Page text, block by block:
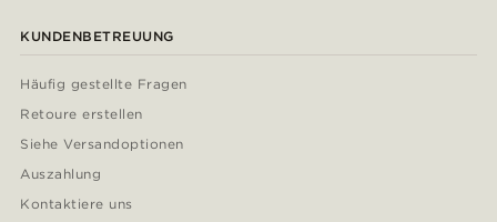
KUNDENBETREUUNG
Häufig gestellte Fragen
Retoure erstellen
Siehe Versandoptionen
Auszahlung
Kontaktiere uns